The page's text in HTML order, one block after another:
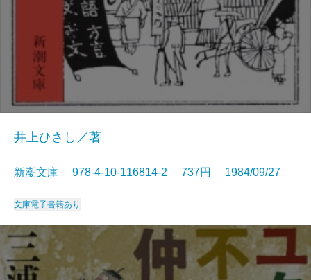
井上ひさし／著
新潮文庫 978-4-10-116814-2 737円 1984/09/27
文庫電子書籍あり